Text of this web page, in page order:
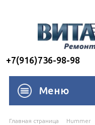
+7(916)736-98-98
Меню
Главная страница Hummer